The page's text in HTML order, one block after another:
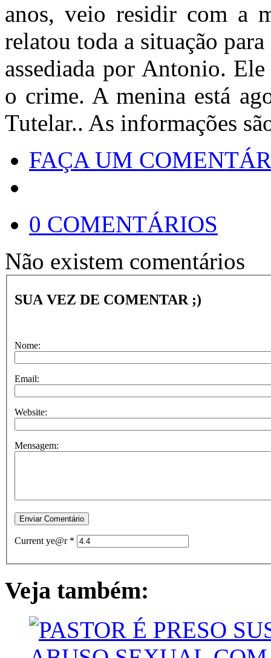
anos, veio residir com a
relatou toda a situação
assediada por Antonio.
o crime. A menina está
Tutelar.. As informações
FAÇA UM
0 COMENTÁRIOS
Não existem comentários
SUA VEZ DE COMENTAR ;)
Nome:
Email:
Website:
Mensagem:
Current ye@r *
Veja também: